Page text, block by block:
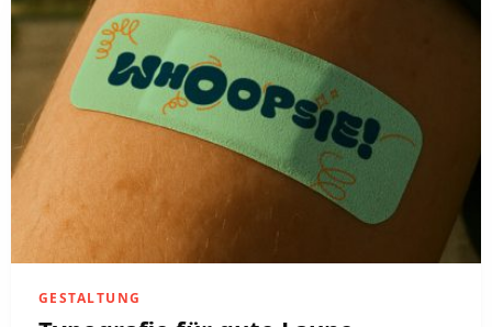
GESTALTUNG